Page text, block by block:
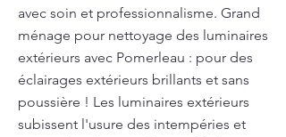
avec soin et professionnalisme. Grand
ménage pour nettoyage des luminaires
extérieurs avec Pomerleau : pour des
éclairages extérieurs brillants et sans
poussière ! Les luminaires extérieurs
subissent l'usure des intempéries et